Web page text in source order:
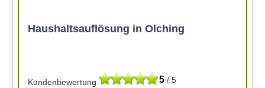
Haushaltsauflösung in Olching
5 / 5
Kundenbewertung